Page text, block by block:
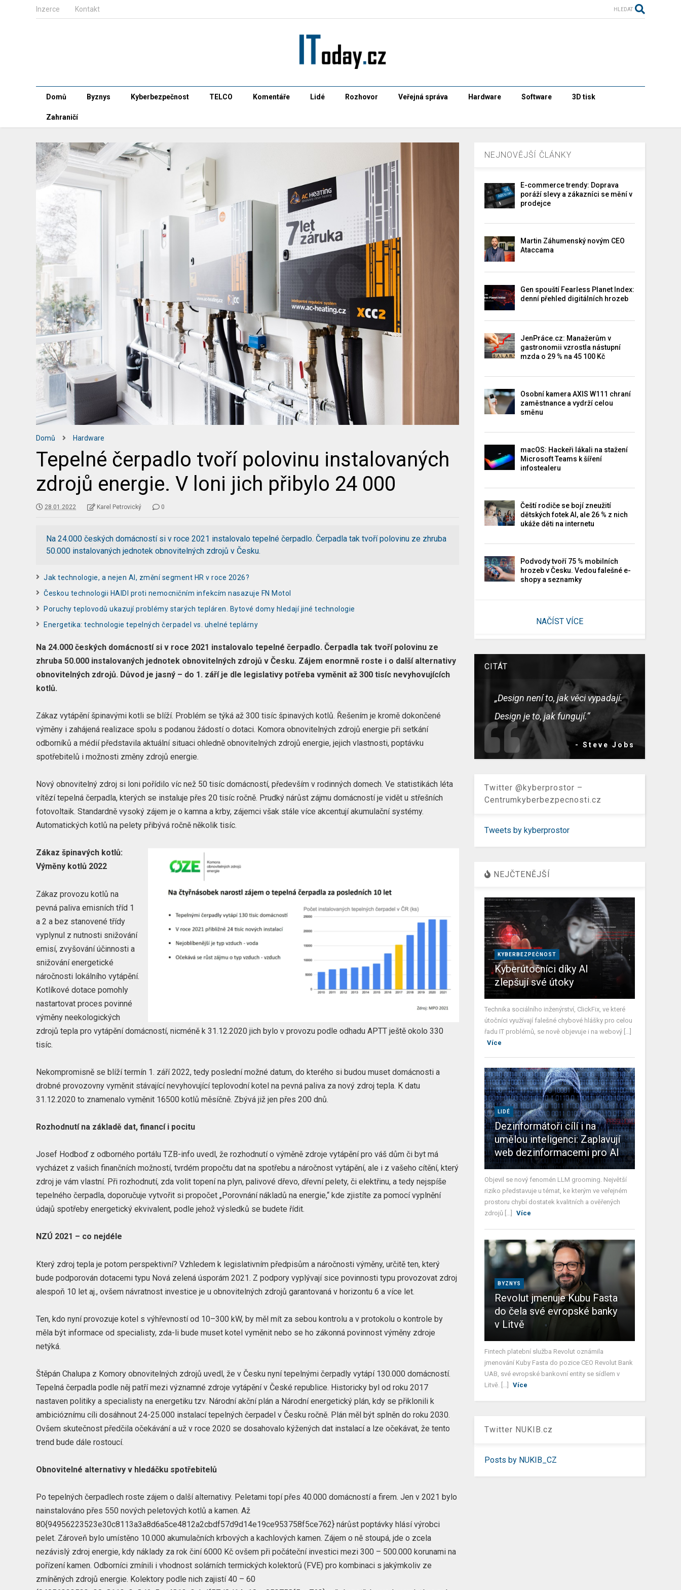
Inzerce Kontakt HLEDAT
Domů Byznys Kyberbezpečnost TELCO Komentáře Lidé Rozhovor Veřejná správa Hardware Software 3D tisk
Zahraničí
Domů Hardware
Tepelné čerpadlo tvoří polovinu instalovaných
zdrojů energie. V loni jich přibylo 24 000
28.01.2022 Karel Petrovický 0
Na 24.000 českých domácností si v roce 2021 instalovalo tepelné čerpadlo. Čerpadla tak tvoří polovinu ze zhruba
50.000 instalovaných jednotek obnovitelných zdrojů v Česku.
Jak technologie, a nejen AI, změní segment HR v roce 2026?
Českou technologii HAIDI proti nemocničním infekcím nasazuje FN Motol
Poruchy teplovodů ukazují problémy starých tepláren. Bytové domy hledají jiné technologie
Energetika: technologie tepelných čerpadel vs. uhelné teplárny
Na 24.000 českých domácností si v roce 2021 instalovalo tepelné čerpadlo. Čerpadla tak tvoří polovinu ze
zhruba 50.000 instalovaných jednotek obnovitelných zdrojů v Česku. Zájem enormně roste i o další alternativy
obnovitelných zdrojů. Důvod je jasný – do 1. září je dle legislativy potřeba vyměnit až 300 tisíc nevyhovujících
kotlů.
Zákaz vytápění špinavými kotli se blíží. Problém se týká až 300 tisíc špinavých kotlů. Řešením je kromě dokončené
výměny i zahájená realizace spolu s podanou žádostí o dotaci. Komora obnovitelných zdrojů energie při setkání
odborníků a médií představila aktuální situaci ohledně obnovitelných zdrojů energie, jejich vlastnosti, poptávku
spotřebitelů i možnosti změny zdrojů energie.
Nový obnovitelný zdroj si loni pořídilo víc než 50 tisíc domácností, především v rodinných domech. Ve statistikách léta
vítězí tepelná čerpadla, kterých se instaluje přes 20 tisíc ročně. Prudký nárůst zájmu domácností je vidět u střešních
fotovoltaik. Standardně vysoký zájem je o kamna a krby, zájemci však stále více akcentují akumulační systémy.
Automatických kotlů na pelety přibývá ročně několik tisíc.
Zákaz špinavých kotlů:
Výměny kotlů 2022
Zákaz provozu kotlů na
pevná paliva emisních tříd 1
a 2 a bez stanovené třídy
vyplynul z nutnosti snižování
emisí, zvyšování účinnosti a
snižování energetické
náročnosti lokálního vytápění.
Kotlíkové dotace pomohly
nastartovat proces povinné
výměny neekologických
zdrojů tepla pro vytápění domácností, nicméně k 31.12.2020 jich bylo v provozu podle odhadu APTT ještě okolo 330
tisíc.
Nekompromisně se blíží termín 1. září 2022, tedy poslední možné datum, do kterého si budou muset domácnosti a
drobné provozovny vyměnit stávající nevyhovující teplovodní kotel na pevná paliva za nový zdroj tepla. K datu
31.12.2020 to znamenalo vyměnit 16500 kotlů měsíčně. Zbývá již jen přes 200 dnů.
Rozhodnutí na základě dat, financí i pocitu
Josef Hodboď z odborného portálu TZB-info uvedl, že rozhodnutí o výměně zdroje vytápění pro váš dům či byt má
vycházet z vašich finančních možností, tvrdém propočtu dat na spotřebu a náročnost vytápění, ale i z vašeho cítění, který
zdroj je vám vlastní. Při rozhodnutí, zda volit topení na plyn, palivové dřevo, dřevní pelety, či elektřinu, a tedy nejspíše
tepelného čerpadla, doporučuje vytvořit si propočet „Porovnání nákladů na energie,“ kde zjistíte za pomocí vyplnění
údajů spotřeby energetický ekvivalent, podle jehož výsledků se budete řídit.
NZÚ 2021 – co nejdéle
Který zdroj tepla je potom perspektivní? Vzhledem k legislativním předpisům a náročnosti výměny, určitě ten, který
bude podporován dotacemi typu Nová zelená úsporám 2021. Z podpory vyplývají sice povinnosti typu provozovat zdroj
alespoň 10 let aj., ovšem návratnost investice je u obnovitelných zdrojů garantovaná v horizontu 6 a více let.
Ten, kdo nyní provozuje kotel s výhřevností od 10–300 kW, by měl mít za sebou kontrolu a v protokolu o kontrole by
měla být informace od specialisty, zda-li bude muset kotel vyměnit nebo se ho zákonná povinnost výměny zdroje
netýká.
Štěpán Chalupa z Komory obnovitelných zdrojů uvedl, že v Česku nyní tepelnými čerpadly vytápí 130.000 domácností.
Tepelná čerpadla podle něj patří mezi významné zdroje vytápění v České republice. Historicky byl od roku 2017
nastaven politiky a specialisty na energetiku tzv. Národní akční plán a Národní energetický plán, kdy se přiklonili k
ambicióznímu cíli dosáhnout 24-25.000 instalací tepelných čerpadel v Česku ročně. Plán měl být splněn do roku 2030.
Ovšem skutečnost předčila očekávání a už v roce 2020 se dosahovalo kýžených dat instalací a lze očekávat, že tento
trend bude dále rostoucí.
Obnovitelné alternativy v hledáčku spotřebitelů
Po tepelných čerpadlech roste zájem o další alternativy. Peletami topí přes 40.000 domácností a firem. Jen v 2021 bylo
nainstalováno přes 550 nových peletových kotlů a kamen. Až
80{94956223523e30c8113a3a8d6a5ce4812a2cbdf57d9d14e19ce953758f5ce762} nárůst poptávky hlásí výrobci
pelet. Zároveň bylo umístěno 10.000 akumulačních krbových a kachlových kamen. Zájem o ně stoupá, jde o zcela
nezávislý zdroj energie, kdy náklady za rok činí 6000 Kč ovšem při počáteční investici mezi 300 – 500.000 korunami na
pořízení kamen. Odborníci zmínili i vhodnost solárních termických kolektorů (FVE) pro kombinaci s jakýmkoliv ze
zmíněných zdrojů energie. Kolektory podle nich zajistí 40 – 60
NEJNOVĚJŠÍ ČLÁNKY
E-commerce trendy: Doprava
poráží slevy a zákazníci se mění v
prodejce
Martin Záhumenský novým CEO
Ataccama
Gen spouští Fearless Planet Index:
denní přehled digitálních hrozeb
JenPráce.cz: Manažerům v
gastronomii vzrostla nástupní
mzda o 29 % na 45 100 Kč
Osobní kamera AXIS W111 chraní
zaměstnance a vydrží celou
směnu
macOS: Hackeři lákali na stažení
Microsoft Teams k šíření
infostealeru
Čeští rodiče se bojí zneužití
dětských fotek AI, ale 26 % z nich
ukáže děti na internetu
Podvody tvoří 75 % mobilních
hrozeb v Česku. Vedou falešné e-
shopy a seznamky
NAČÍST VÍCE
CITÁT
„Design není to, jak věci vypadají.
Design je to, jak fungují.“
- Steve Jobs
Twitter @kyberprostor –
Centrumkyberbezpecnosti.cz
Tweets by kyberprostor
NEJČTENĚJŠÍ
KYBERBEZPEČNOST
Kyberútočníci díky AI
zlepšují své útoky
Technika sociálního inženýrství, ClickFix, ve které
útočníci využívají falešné chybové hlášky pro celou
řadu IT problémů, se nově objevuje i na webový [...]
Více
LIDÉ
Dezinformátoři cílí i na
umělou inteligenci: Zaplavují
web dezinformacemi pro AI
Objevil se nový fenomén LLM grooming. Největší
riziko představuje u témat, ke kterým ve veřejném
prostoru chybí dostatek kvalitních a ověřených
zdrojů [...]
Více
BYZNYS
Revolut jmenuje Kubu Fasta
do čela své evropské banky
v Litvě
Fintech platební služba Revolut oznámila
jmenování Kuby Fasta do pozice CEO Revolut Bank
UAB, své evropské bankovní entity se sídlem v
Litvě. [...]
Více
Twitter NUKIB.cz
Posts by NUKIB_CZ